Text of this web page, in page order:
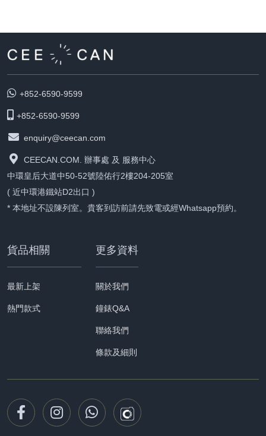
+852-6590-9599
+852-6590-9599
enquiry@ceecan.com
CEECAN.COM. 辦事處 及 服務中心
中環皇后大道中50-52號陸佑行2樓204-205室
( 近中環港鐵站D2出口 )
* 本地址不設陳列室。貴客到訪前請先致電或經Whatsapp預約。
貨品相關
最新上架
熱門款式
更多資料
關於我們
鐘錶Q&A
聯絡我們
條款及細則